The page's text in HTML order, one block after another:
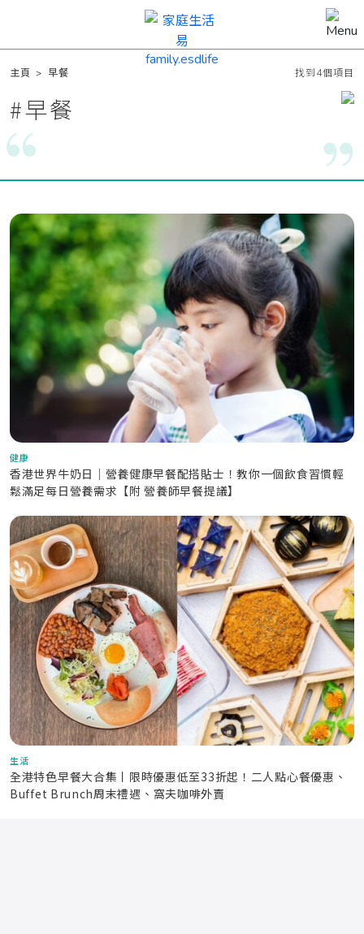
主頁 > 早餐 找到4個項目
#早餐
健康
香港世界牛奶日｜營養健康早餐配搭貼士！教你一個飲食習慣輕
鬆滿足每日營養需求【附 營養師早餐提議】
生活
全港特色早餐大合集丨限時優惠低至33折起！二人點心餐優惠、
Buffet Brunch周末禮遇、窩夫咖啡外賣